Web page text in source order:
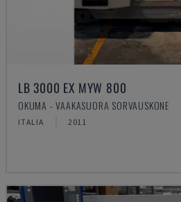
LB 3000 EX MYW 800
OKUMA - VAAKASUORA SORVAUSKONE
ITALIA 2011